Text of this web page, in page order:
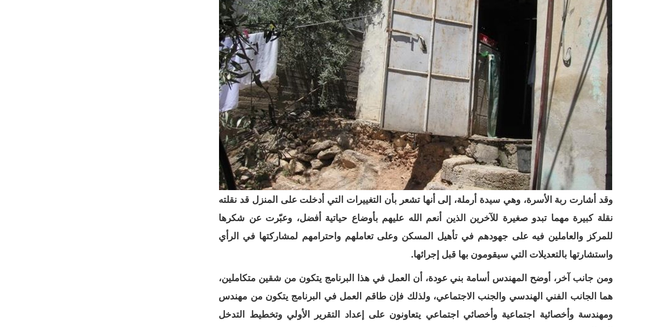
وقد أشارت ربة الأسرة، وهي سيدة أرملة، إلى أنها تشعر بأن التغييرات التي أدخلت على المنزل قد نقلته
نقلة كبيرة مهما تبدو صغيرة للآخرين الذين أنعم الله عليهم بأوضاع حياتية أفضل، وعبّرت عن شكرها
للمركز والعاملين فيه على جهودهم في تأهيل المسكن وعلى تعاملهم واحترامهم لمشاركتها في الرأي
واستشارتها بالتعديلات التي سيقومون بها قبل إجرائها.
ومن جانب آخر، أوضح المهندس أسامة بني عودة، أن العمل في هذا البرنامج يتكون من شقين متكاملين،
هما الجانب الفني الهندسي والجنب الاجتماعي، ولذلك فإن طاقم العمل في البرنامج يتكون من مهندس
ومهندسة وأخصائية اجتماعية وأخصائي اجتماعي يتعاونون على إعداد التقرير الأولي وتخطيط التدخل